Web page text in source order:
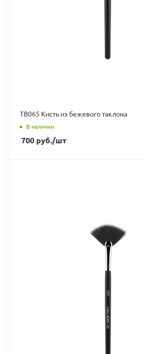
ТВ065 Кисть из бежевого таклона
В наличии
700 руб./шт